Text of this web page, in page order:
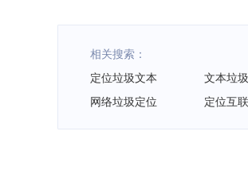
相关搜索：
定位垃圾文本
文本垃
网络垃圾定位
定位互